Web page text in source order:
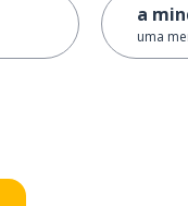
a
uma